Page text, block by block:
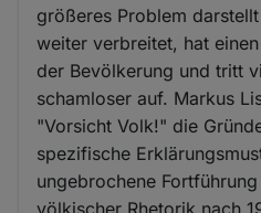
größeres Problem
weiter verbreitet, hat
der Bevölkerung und tritt
schamloser auf. Markus
"Vorsicht Volk!" die
spezifische
ungebrochene
völkischer Rhetorik nach